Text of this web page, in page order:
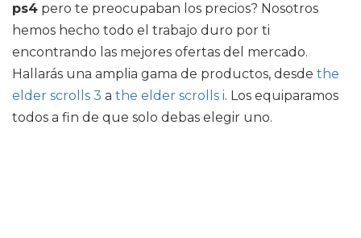
ps4 pero te preocupaban los precios? Nosotros
hemos hecho todo el trabajo duro por ti
encontrando las mejores ofertas del mercado.
Hallarás una amplia gama de productos, desde the
elder scrolls 3 a the elder scrolls i. Los equiparamos
todos a fin de que solo debas elegir uno.